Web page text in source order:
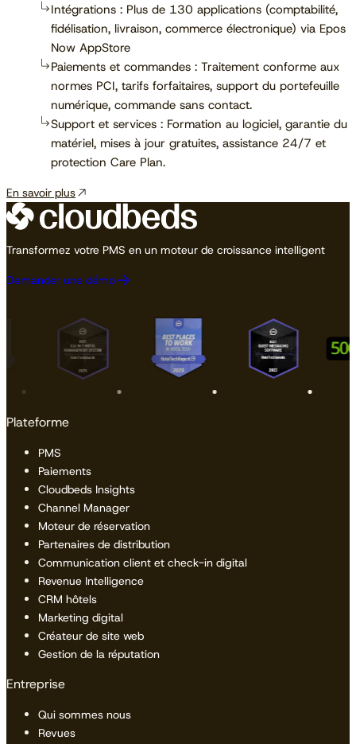
Intégrations : Plus de 130 applications (comptabilité,
fidélisation, livraison, commerce électronique) via Epos
Now AppStore
Paiements et commandes : Traitement conforme aux
normes PCI, tarifs forfaitaires, support du portefeuille
numérique, commande sans contact.
Support et services : Formation au logiciel, garantie du
matériel, mises à jour gratuites, assistance 24/7 et
protection Care Plan.
En savoir plus
Transformez votre PMS en un moteur de croissance intelligent
Demander une démo
Plateforme
PMS
Paiements
Cloudbeds Insights
Channel Manager
Moteur de réservation
Partenaires de distribution
Communication client et check-in digital
Revenue Intelligence
CRM hôtels
Marketing digital
Créateur de site web
Gestion de la réputation
Entreprise
Qui sommes nous
Revues